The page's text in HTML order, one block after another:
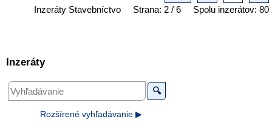
Inzeráty Stavebníctvo Strana: 2 / 6 Spolu inzerátov: 80
Inzeráty
🔍
Rozšírené vyhľadávanie ▶